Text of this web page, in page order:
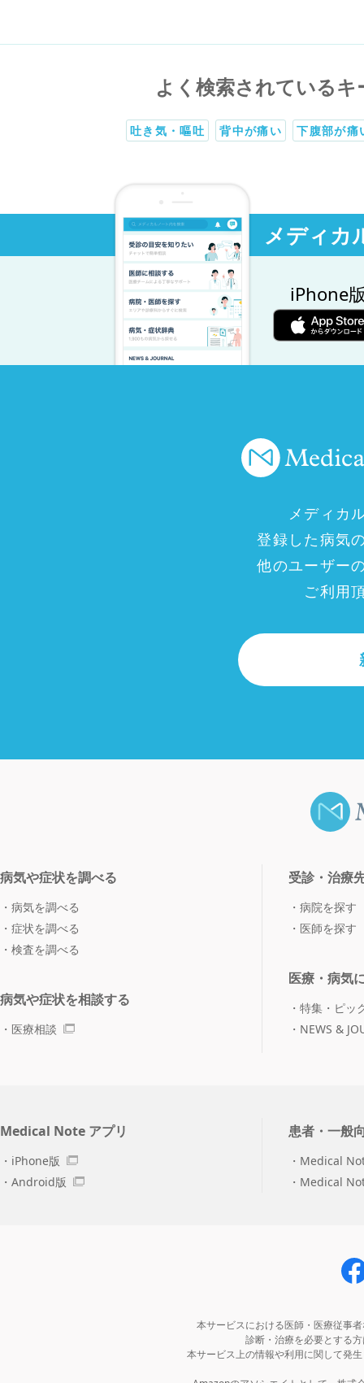
よく検索されているキ
吐き気・嘔吐 背中が痛い 下腹部が痛
メディカ
iPhone
メディカ
登録した病気
他のユーザー
ご利用
病気や症状を調べる
病気を調べる
症状を調べる
検査を調べる
病気や症状を相談する
医療相談
受診・治療
病院を探す
医師を探す
医療・病気
特集・ピッ
NEWS &
Medical Note アプリ
iPhone版
Android版
患者・一般
Medical
Medical
本サービスにおける医師・医療従事
診断・治療を必要とする
本サービス上の情報や利用に関して発